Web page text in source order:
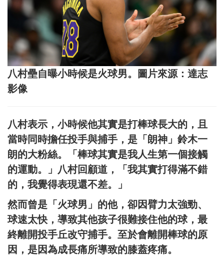
八村壘自曝小時候是火球男。圖片來源：達志
影像
八村表示，小時候他其實是打棒球長大的，且
當時同時擔任投手與捕手，是「朗神」鈴木一
朗的大粉絲。「棒球其實是我人生第一個接觸
的運動。」八村回顧道，「我其實打得滿不錯
的，我覺得表現還不差。」
然而曾是「火球男」的他，卻因臂力太強勁、
球速太快，導致其他孩子很難接住他的球，最
終離開投手丘改守捕手。至於會離開棒球的原
因，是因為成長痛所導致的膝蓋疼痛。